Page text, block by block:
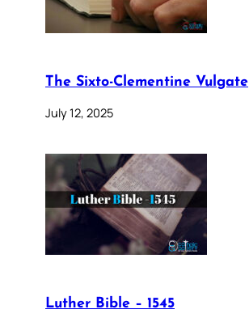
The Sixto-Clementine Vulgate
July 12, 2025
Luther Bible – 1545